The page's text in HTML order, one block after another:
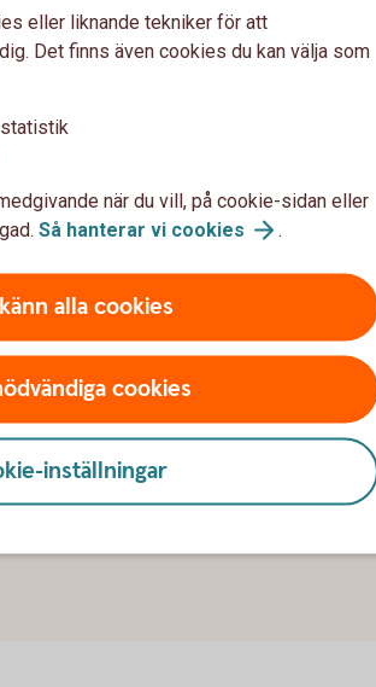
Räntetak ochräntegolv
diskutera olika
er bäst.
eller liknande tekniker för att
Det finns även cookies du kan välja som
statistik
när du vill, på cookie-sidan eller
Så hanterar vi cookies .
alla cookies
cookies
inställningar